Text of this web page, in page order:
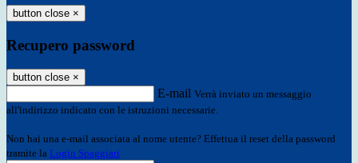
button close ×
Recupero password
button close ×
E-mail Verrà inviato un messaggio
all'indirizzo indicato con le istruzioni necessarie.
Non hai una e-mail associata al nome utente? Effettua il reset della password
tramite la Login Spaggiari